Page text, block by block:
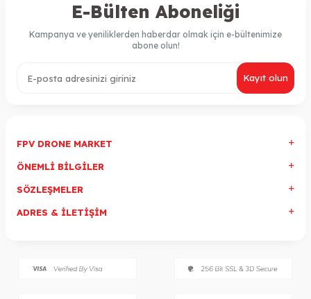
E-Bülten Aboneliği
Kampanya ve yeniliklerden haberdar olmak için e-bültenimize
abone olun!
Kayıt olun
FPV DRONE MARKET
ÖNEMLI BILGILER
SÖZLEŞMELER
ADRES & İLETIŞIM